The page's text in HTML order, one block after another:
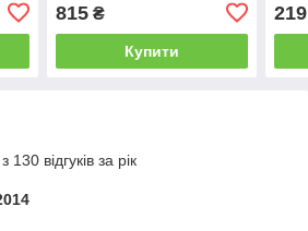
815₴
Купити
219
відгуків за рік